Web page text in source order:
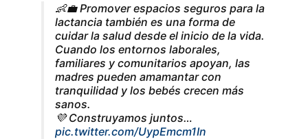
👶💼 Promover espacios seguros para la
lactancia también es una forma de
cuidar la salud desde el inicio de la vida.
Cuando los entornos laborales,
familiares y comunitarios apoyan, las
madres pueden amamantar con
tranquilidad y los bebés crecen más
sanos.
💜 Construyamos juntos…
pic.twitter.com/UypEmcm1In